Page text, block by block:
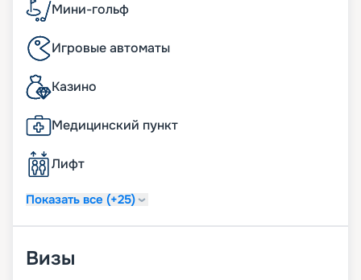
Мини-гольф
Игровые автоматы
Казино
Медицинский пункт
Лифт
Показать все (+25)
Визы